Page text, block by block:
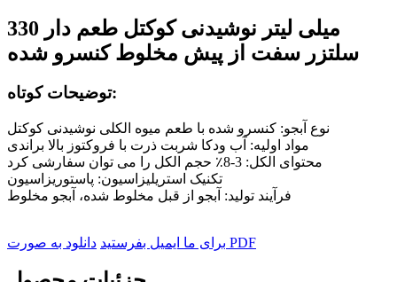
330 میلی لیتر نوشیدنی کوکتل طعم دار
سلتزر سفت از پیش مخلوط کنسرو شده
توضیحات کوتاه:
نوع آبجو: کنسرو شده با طعم میوه الکلی نوشیدنی کوکتل
مواد اولیه: آب ودکا شربت ذرت با فروکتوز بالا براندی
محتوای الکل: 3-8٪ حجم الکل را می توان سفارشی کرد
تکنیک استریلیزاسیون: پاستوریزاسیون
فرآیند تولید: آبجو از قبل مخلوط شده، آبجو مخلوط
برای ما ایمیل بفرستید دانلود به صورت PDF